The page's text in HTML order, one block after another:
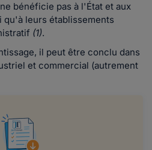
ne bénéficie pas à l'État et aux
leurs établissements
(1).
il peut être conclu dans
et commercial (autrement